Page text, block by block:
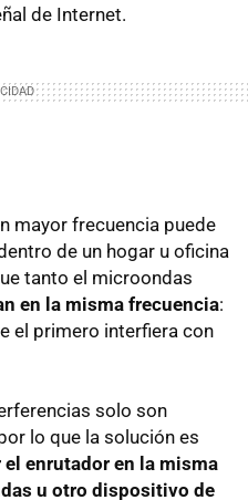
de Internet.
mayor frecuencia puede
de un hogar u oficina
tanto el microondas
en la misma frecuencia:
el primero interfiera con
solo son
lo que la solución es
enrutador en la misma
u otro dispositivo de